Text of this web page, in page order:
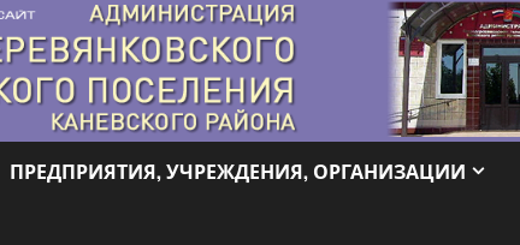
ПРЕДПРИЯТИЯ, УЧРЕЖДЕНИЯ, ОРГАНИЗАЦИИ